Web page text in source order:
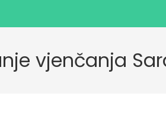
vjenčanja